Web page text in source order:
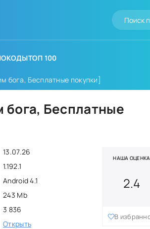
ТОП 100
бога, Бесплатные покупки]
Бесплатные
13.07.26
1.192.1
Android 4.1
243 Mb
3 836
Открыть
НАША ОЦЕНКА
2.4
В